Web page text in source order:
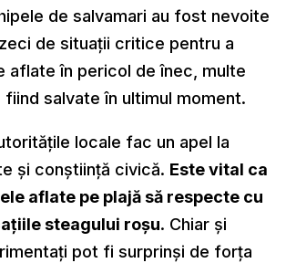
de salvamari au fost nevoite
de situații critice pentru a
aflate în pericol de înec, multe
salvate în ultimul moment.
locale fac un apel la
și conștiință civică. Este vital ca
aflate pe plajă să respecte cu
steagului roșu. Chiar și
pot fi surprinși de forța